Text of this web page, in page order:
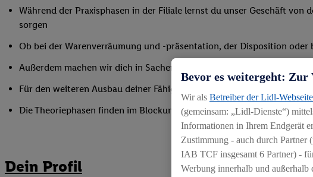
Während der Praxisphasen in der Filiale lernst du unser Geschäft
sorgen
Ob bei der Warenverräumung und -präsentation, der Disposition
Außerdem machen wir dich in Sachen Mitarbeiterführung fit, sodass
Für den weiteren Ausbau deiner Fähigkeiten nimmst du an
Die Theoriephasen finden im Blockunterricht an einem externen
Dein Profil
Bevor es weitergeht:
Wir als Betreiber der Lidl-
(gemeinsam: „Lidl-Dienste“)
Informationen in Ihrem Endgerät
Zustimmung - auch durch Partner
IAB TCF insgesamt 6 Partner) -
Werbung innerhalb und